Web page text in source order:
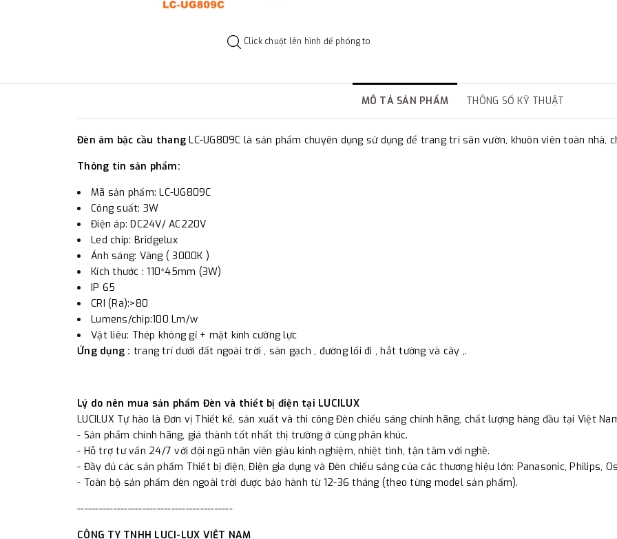
Click chuột lên hình để phóng to
MÔ TẢ SẢN PHẨM THÔNG SỐ KỸ THUẬT
Đèn âm bậc cầu thangLC-UG809C là sản phẩm chuyên dụng sử dụng để trang trí sân vườn, khuôn viên toàn nhà,
Thông tin sản phẩm:
Mã sản phẩm: LC-UG809C
Công suất: 3W
Điện áp: DC24V/ AC220V
Led chip: Bridgelux
Ánh sáng: Vàng ( 3000K )
Kích thước : 110*45mm (3W)
IP 65
CRI (Ra):>80
Lumens/chip:100 Lm/w
Vật liêu: Thép không gỉ + mặt kính cường lực
Ứng dụng : trang trí dưới đất ngoài trời , sàn gạch , đường lối đi , hắt tường và cây ,.
Lý do nên mua sản phẩm Đèn và thiết bị điện tại LUCILUX
LUCILUX Tự hào là Đơn vị Thiết kế, sản xuất và thi công Đèn chiếu sáng chính hãng, chất lượng hàng đầu tại Việt
- Sản phẩm chính hãng, giá thành tốt nhất thị trường ở cùng phân khúc.
- Hỗ trợ tư vấn 24/7 với đội ngũ nhân viên giàu kinh nghiệm, nhiệt tình, tận tâm với nghề.
- Đầy đủ các sản phẩm Thiết bị điện, Điện gia dụng và Đèn chiếu sáng của các thương hiệu lớn: Panasonic, Philips,
- Toàn bộ sản phẩm đèn ngoài trời được bảo hành từ 12-36 tháng (theo từng model sản phẩm).
-------------------------------------------
CÔNG TY TNHH LUCI-LUX VIỆT NAM